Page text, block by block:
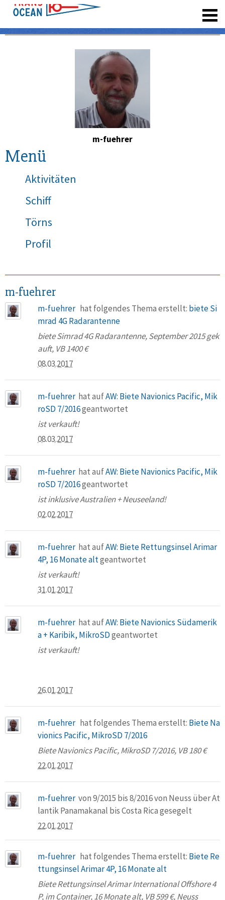
m-fuehrer
Menü
Aktivitäten
Schiff
Törns
Profil
m-fuehrer
m-fuehrer hat folgendes Thema erstellt: biete Si
mrad 4G Radarantenne
biete Simrad 4G Radarantenne, September 2015 gek
auft, VB 1400 €
08.03.2017
m-fuehrer hat aufAW: Biete Navionics Pacific, Mik
roSD 7/2016geantwortet
ist verkauft!
08.03.2017
m-fuehrer hat aufAW: Biete Navionics Pacific, Mik
roSD 7/2016geantwortet
ist inklusive Australien + Neuseeland!
02.02.2017
m-fuehrer hat aufAW: Biete Rettungsinsel Arimar
4P, 16 Monate altgeantwortet
ist verkauft!
31.01.2017
m-fuehrer hat aufAW: Biete Navionics Südamerik
a + Karibik, MikroSDgeantwortet
ist verkauft!
26.01.2017
m-fuehrer hat folgendes Thema erstellt: Biete Na
vionics Pacific, MikroSD 7/2016
Biete Navionics Pacific, MikroSD 7/2016, VB 180 €
22.01.2017
m-fuehrer von 9/2015 bis 8/2016 von Neuss über At
lantik Panamakanal bis Costa Rica gesegelt
22.01.2017
m-fuehrer hat folgendes Thema erstellt: Biete Re
ttungsinsel Arimar 4P, 16 Monate alt
Biete Rettungsinsel Arimar International Offshore 4
P, im Container, 16 Monate alt, VB 599 €, Neuss